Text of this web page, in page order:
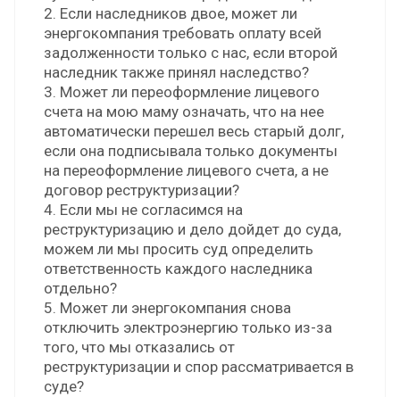
2. Если наследников двое, может ли
энергокомпания требовать оплату всей
задолженности только с нас, если второй
наследник также принял наследство?
3. Может ли переоформление лицевого
счета на мою маму означать, что на нее
автоматически перешел весь старый долг,
если она подписывала только документы
на переоформление лицевого счета, а не
договор реструктуризации?
4. Если мы не согласимся на
реструктуризацию и дело дойдет до суда,
можем ли мы просить суд определить
ответственность каждого наследника
отдельно?
5. Может ли энергокомпания снова
отключить электроэнергию только из-за
того, что мы отказались от
реструктуризации и спор рассматривается в
суде?